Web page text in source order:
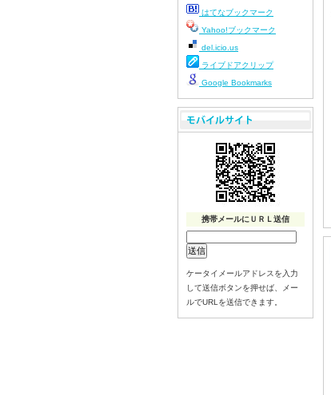
はてなブックマーク
Yahoo!ブックマーク
del.icio.us
ライブドアクリップ
Google Bookmarks
携帯メールにＵＲＬ送信
ケータイメールアドレスを入力
して送信ボタンを押せば、メー
ルでURLを送信できます。